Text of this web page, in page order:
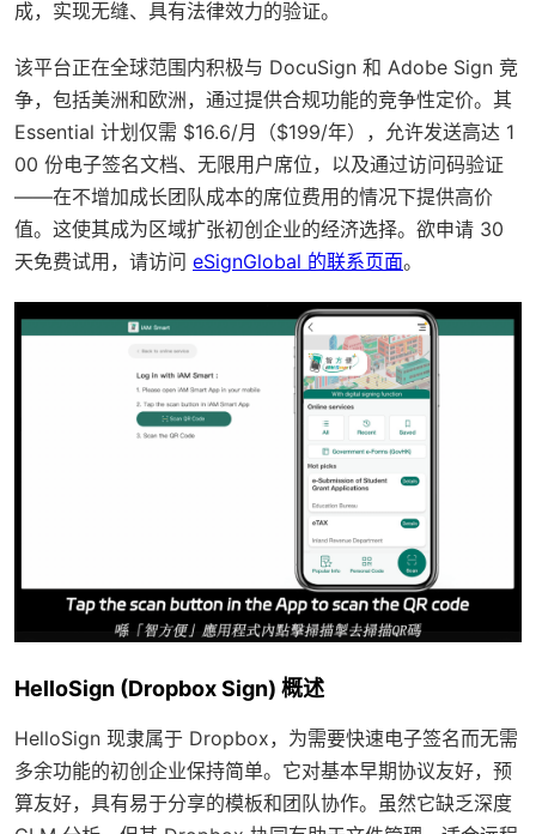
成，实现无缝、具有法律效力的验证。
该平台正在全球范围内积极与 DocuSign 和 Adobe Sign 竞
争，包括美洲和欧洲，通过提供合规功能的竞争性定价。其
Essential 计划仅需 $16.6/月（$199/年），允许发送高达 1
00 份电子签名文档、无限用户席位，以及通过访问码验证
——在不增加成长团队成本的席位费用的情况下提供高价
值。这使其成为区域扩张初创企业的经济选择。欲申请 30
天免费试用，请访问 eSignGlobal 的联系页面。
HelloSign (Dropbox Sign) 概述
HelloSign 现隶属于 Dropbox，为需要快速电子签名而无需
多余功能的初创企业保持简单。它对基本早期协议友好，预
算友好，具有易于分享的模板和团队协作。虽然它缺乏深度